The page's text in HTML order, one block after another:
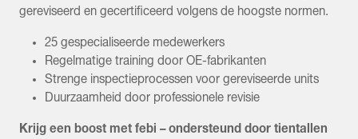
gereviseerd en gecertificeerd volgens de hoogste normen.
25 gespecialiseerde medewerkers
Regelmatige training door OE-fabrikanten
Strenge inspectieprocessen voor gereviseerde units
Duurzaamheid door professionele revisie
Krijg een boost met febi – ondersteund door tientallen